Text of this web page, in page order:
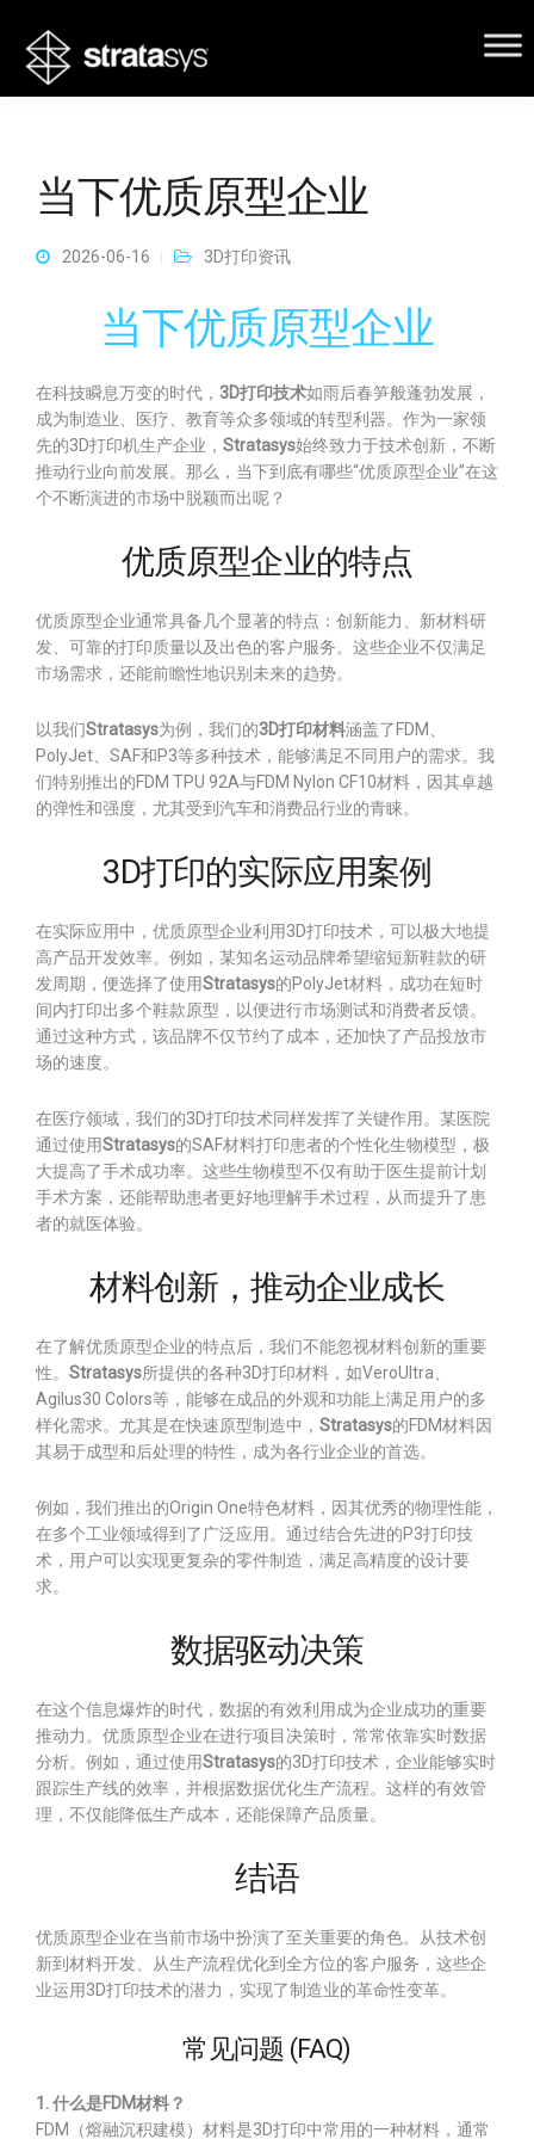
当下优质原型企业
2026-06-16 3D打印资讯
当下优质原型企业
在科技瞬息万变的时代， 3D打印技术如雨后春笋般蓬勃发展，
成为制造业、医疗、教育等众多领域的转型利器。作为一家领
先的3D打印机生产企业， Stratasys始终致力于技术创新，不断
推动行业向前发展。那么，当下到底有哪些“优质原型企业”在这
个不断演进的市场中脱颖而出呢？
优质原型企业的特点
优质原型企业通常具备几个显著的特点：创新能力、新材料研
发、可靠的打印质量以及出色的客户服务。这些企业不仅满足
市场需求，还能前瞻性地识别未来的趋势。
以我们Stratasys为例，我们的3D打印材料涵盖了FDM、
PolyJet、SAF和P3等多种技术，能够满足不同用户的需求。我
们特别推出的FDM TPU 92A与FDM Nylon CF10材料，因其卓越
的弹性和强度，尤其受到汽车和消费品行业的青睐。
3D打印的实际应用案例
在实际应用中，优质原型企业利用3D打印技术，可以极大地提
高产品开发效率。例如，某知名运动品牌希望缩短新鞋款的研
发周期，便选择了使用Stratasys的PolyJet材料，成功在短时
间内打印出多个鞋款原型，以便进行市场测试和消费者反馈。
通过这种方式，该品牌不仅节约了成本，还加快了产品投放市
场的速度。
在医疗领域，我们的3D打印技术同样发挥了关键作用。某医院
通过使用Stratasys的SAF材料打印患者的个性化生物模型，极
大提高了手术成功率。这些生物模型不仅有助于医生提前计划
手术方案，还能帮助患者更好地理解手术过程，从而提升了患
者的就医体验。
材料创新，推动企业成长
在了解优质原型企业的特点后，我们不能忽视材料创新的重要
性。 Stratasys所提供的各种3D打印材料，如VeroUltra、
Agilus30 Colors等，能够在成品的外观和功能上满足用户的多
样化需求。尤其是在快速原型制造中， Stratasys的FDM材料因
其易于成型和后处理的特性，成为各行业企业的首选。
例如，我们推出的Origin One特色材料，因其优秀的物理性能，
在多个工业领域得到了广泛应用。通过结合先进的P3打印技
术，用户可以实现更复杂的零件制造，满足高精度的设计要
求。
数据驱动决策
在这个信息爆炸的时代，数据的有效利用成为企业成功的重要
推动力。优质原型企业在进行项目决策时，常常依靠实时数据
分析。例如，通过使用Stratasys的3D打印技术，企业能够实时
跟踪生产线的效率，并根据数据优化生产流程。这样的有效管
理，不仅能降低生产成本，还能保障产品质量。
结语
优质原型企业在当前市场中扮演了至关重要的角色。从技术创
新到材料开发、从生产流程优化到全方位的客户服务，这些企
业运用3D打印技术的潜力，实现了制造业的革命性变革。
常见问题 (FAQ)
1. 什么是FDM材料？
FDM（熔融沉积建模）材料是3D打印中常用的一种材料，通常